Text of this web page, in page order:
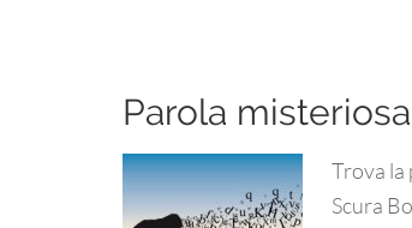
Parola
Trova la
Scura